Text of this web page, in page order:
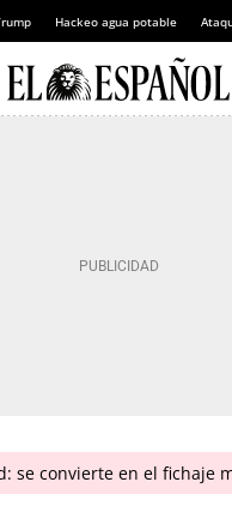
Hackeo agua potable
se convierte en el fichaje